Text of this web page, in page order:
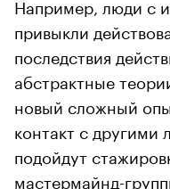
Например, люди с
привыкли
последствия
абстрактные
новый сложный
контакт с
подойдут
мастермайнд-